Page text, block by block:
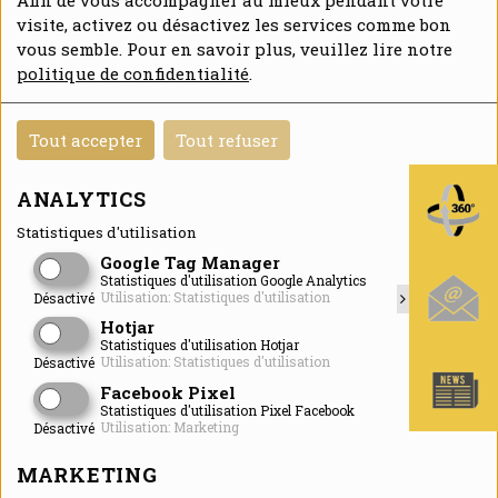
visite, activez ou désactivez les services comme bon
vous semble. Pour en savoir plus, veuillez lire notre
politique de confidentialité.
Tout accepter Tout refuser
ANALYTICS
Statistiques d'utilisation
Google Tag Manager
Désactivé
Statistiques d'utilisation Google Analytics
Utilisation: Statistiques d'utilisation
Hotjar
Désactivé
Statistiques d'utilisation Hotjar
Utilisation: Statistiques d'utilisation
Facebook Pixel
Désactivé
Statistiques d'utilisation Pixel Facebook
Utilisation: Marketing
MARKETING
PETITS PANELS DE NOS OISEAUX
Au sein de l'animalerie, vous trouverez
plusieurs espèces différentes : inséparables,
perruches ondulées, calopsitte, diamants
FICHES
À